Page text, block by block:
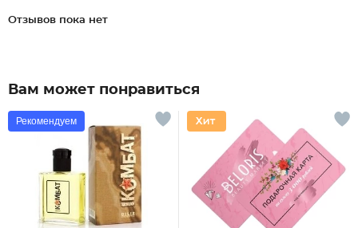
Отзывов пока нет
Вам может понравиться
Рекомендуем